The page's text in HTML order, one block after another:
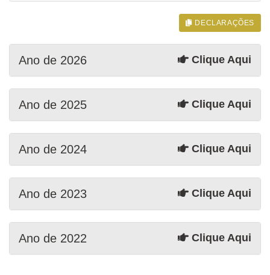
DECLARAÇÕES
Ano de 2026 Clique Aqui
Ano de 2025 Clique Aqui
Ano de 2024 Clique Aqui
Ano de 2023 Clique Aqui
Ano de 2022 Clique Aqui